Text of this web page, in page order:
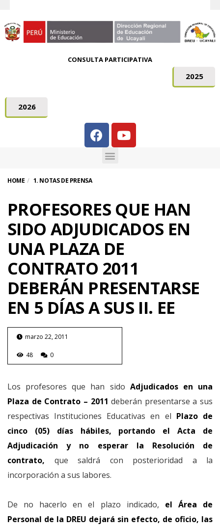
CONSULTA PARTICIPATIVA
2025
2026
HOME 1. NOTAS DE PRENSA
PROFESORES QUE HAN
SIDO ADJUDICADOS EN
UNA PLAZA DE
CONTRATO 2011
DEBERÁN PRESENTARSE
EN 5 DÍAS A SUS II. EE
marzo 22, 2011
48 0
Los profesores que han sido Adjudicados en una
Plaza de Contrato – 2011deberán presentarse a sus
respectivas Instituciones Educativas en el Plazo de
cinco (05) días hábiles, portando el Acta de
Adjudicación y no esperar la Resolución de
contrato, que saldrá con posterioridad a la
incorporación a sus labores.
De no hacerlo en el plazo indicado, el Área de
Personal de la DREU dejará sin efecto, de oficio, las